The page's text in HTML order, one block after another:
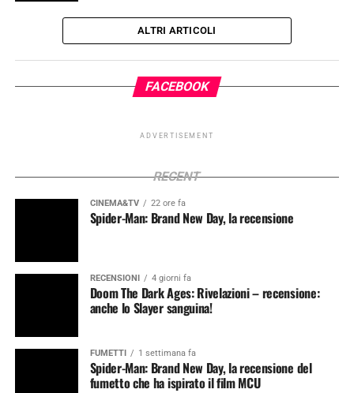
ALTRI ARTICOLI
FACEBOOK
ADVERTISEMENT
RECENT
CINEMA&TV 22 ore fa
Spider-Man: Brand New Day, la recensione
RECENSIONI 4 giorni fa
Doom The Dark Ages: Rivelazioni – recensione:
anche lo Slayer sanguina!
FUMETTI 1 settimana fa
Spider-Man: Brand New Day, la recensione del
fumetto che ha ispirato il film MCU